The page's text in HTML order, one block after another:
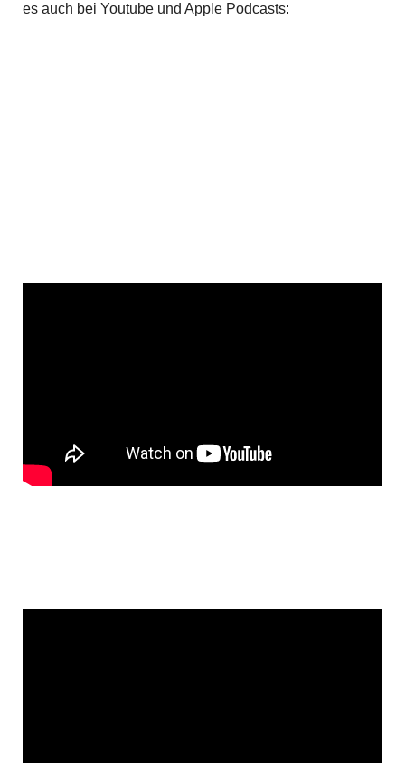
es auch bei Youtube und Apple Podcasts: